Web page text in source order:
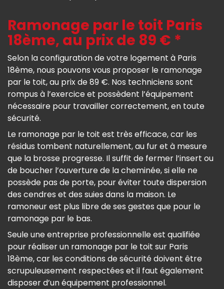
Ramonage par le toit Paris
18ème, au prix de 89 € *
Selon la configuration de votre logement à Paris
18ème, nous pouvons vous proposer le ramonage
par le toit, au prix de 89 €. Nos techniciens sont
rompus à l’exercice et possèdent l’équipement
nécessaire pour travailler correctement, en toute
sécurité.
Le ramonage par le toit est très efficace, car les
résidus tombent naturellement, au fur et à mesure
que la brosse progresse. Il suffit de fermer l’insert ou
de boucher l’ouverture de la cheminée, si elle ne
possède pas de porte, pour éviter toute dispersion
des cendres et des suies dans la maison. Le
ramoneur est plus libre de ses gestes que pour le
ramonage par le bas.
Seule une entreprise professionnelle est qualifiée
pour réaliser un ramonage par le toit sur Paris
18ème, car les conditions de sécurité doivent être
scrupuleusement respectées et il faut également
disposer d’un équipement professionnel.